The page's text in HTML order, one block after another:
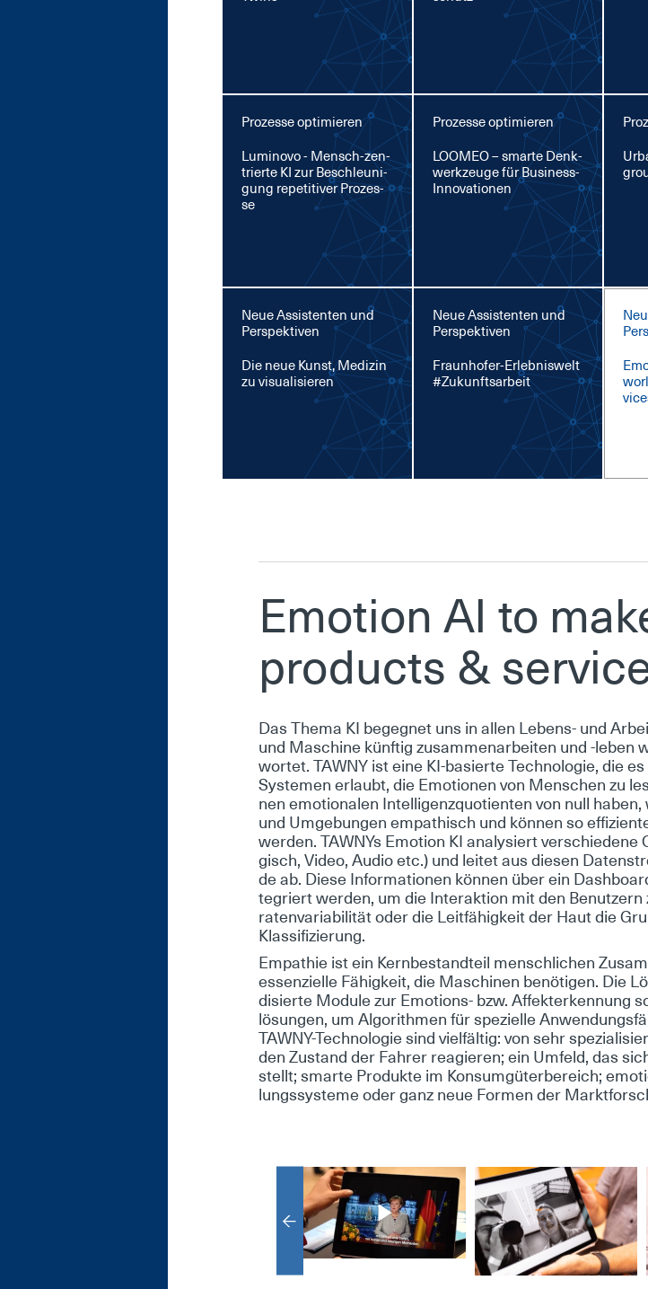
Prozesse optimieren
Lu­mi­no­vo - Mensch-zen­
trier­te KI zur Be­schleu­ni­
gung re­pe­ti­ti­ver Pro­zes­
se
Prozesse optimieren
LOO­MEO – smar­te Denk­
werk­zeu­ge für Busi­ness-
In­no­va­tio­nen
Neue Assistenten und
Perspektiven
Die neue Kunst, Me­di­zin
zu vi­sua­li­sie­ren
Neue Assistenten und
Perspektiven
Fraun­ho­fer-Er­leb­nis­welt
#Zu­kunfts­ar­beit
Emo­ti­on AI to
pro­ducts &
Das The­ma KI be­geg­net uns in al­len Le­bens- und
und Ma­schi­ne künf­tig zu­sam­men­ar­bei­ten und -le­ben
wor­tet. TAW­NY ist ei­ne KI-ba­sier­te Tech­no­lo­gie, die
Sys­te­men er­laubt, die Emo­tio­nen von Men­schen zu
nen emo­tio­na­len In­tel­li­genz­quo­ti­en­ten von null
und Um­ge­bun­gen em­pa­thisch und kön­nen so
wer­den. TAW­NYs Emo­ti­on KI ana­ly­siert
gisch, Vi­deo, Au­dio etc.) und lei­tet aus die­sen
de ab. Die­se In­for­ma­tio­nen kön­nen über ein
te­griert wer­den, um die In­ter­ak­ti­on mit den
ra­ten­va­ria­bi­li­tät oder die Leit­fä­hig­keit der Haut die
Klas­si­fi­zie­rung.
Em­pa­thie ist ein Kern­be­stand­teil mensch­li­chen
es­sen­zi­el­le Fä­hig­keit, die Ma­schi­nen be­nö­ti­gen. Die
di­sier­te Mo­du­le zur Emo­ti­ons- bzw. Af­fek­ter­ken­nung
lö­sun­gen, um Al­go­rith­men für spe­zi­el­le
TAW­NY-Tech­no­lo­gie sind viel­fäl­tig: von sehr
den Zu­stand der Fah­rer re­agie­ren; ein Um­feld, das
stellt; smar­te Pro­duk­te im Kon­sum­gü­ter­be­reich;
lungs­sys­te­me oder ganz neue For­men der